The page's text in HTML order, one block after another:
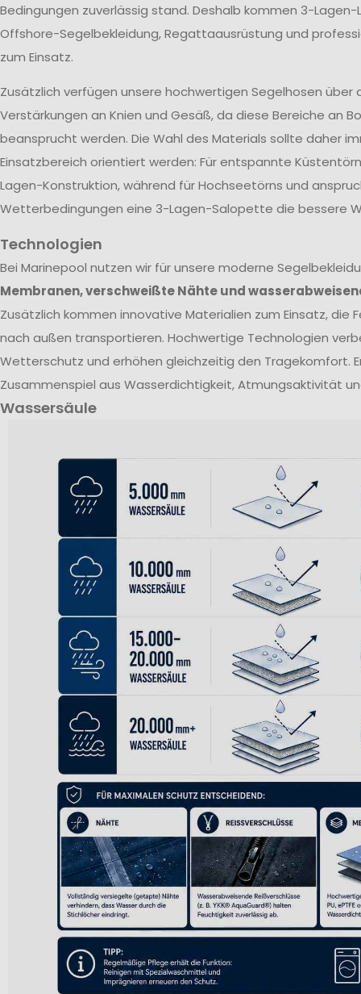
Bedingungen zuverlässig stand. Deshalb kommen 3-
Offshore-Segelbekleidung, Regattaausrüstung und
zum Einsatz.
Zusätzlich verfügen unsere hochwertigen Segelhosen über
Verstärkungen an Knien und Gesäß, da diese Bereiche an
beansprucht werden. Die Wahl des Materials sollte daher
Einsatzbereich orientiert werden: Für entspannte
Lagen-Konstruktion, während für Hochseetörns und
Wetterbedingungen eine 3-Lagen-Salopette die bessere
Technologien
Bei Marinepool nutzen wir für unsere moderne
Membranen, verschweißte Nähte und
Zusätzlich kommen innovative Materialien zum Einsatz, die
nach außen transportieren. Hochwertige Technologien
Wetterschutz und erhöhen gleichzeitig den Tragekomfort.
Zusammenspiel aus Wasserdichtigkeit, Atmungsaktivität
Wassersäule